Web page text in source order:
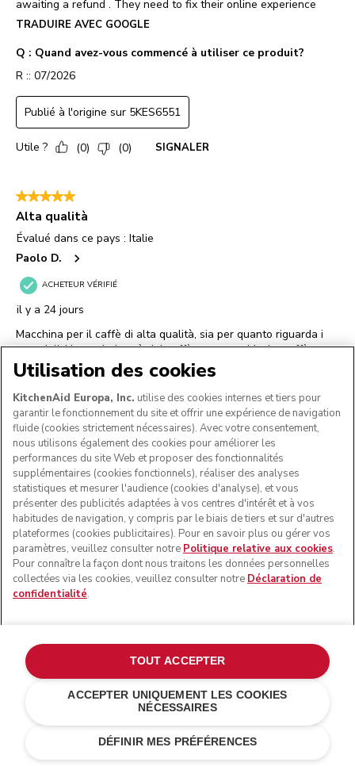
€ 799,00
Économies de
Utilisation des cookies
KitchenAid Europa, Inc. utilise des cookies internes et tiers pour
garantir le fonctionnement du site et offrir une expérience de navigation
fluide (cookies strictement nécessaires). Avec votre consentement,
nous utilisons également des cookies pour améliorer les
performances du site Web et proposer des fonctionnalités
supplémentaires (cookies fonctionnels), réaliser des analyses
statistiques et mesurer l'audience (cookies d'analyse), et vous
présenter des publicités adaptées à vos centres d'intérêt et à vos
habitudes de navigation, y compris par le biais de tiers et sur d'autres
plateformes (cookies publicitaires). Pour en savoir plus ou gérer vos
paramètres, veuillez consulter notre Politique relative aux cookies.
Pour connaître la façon dont nous traitons les données personnelles
collectées via les cookies, veuillez consulter notre Déclaration de
confidentialité.
DÉFINIR MES PRÉFÉRENCES
ACCEPTER UNIQUEMENT LES COOKIES
NÉCESSAIRES
TOUT ACCEPTER